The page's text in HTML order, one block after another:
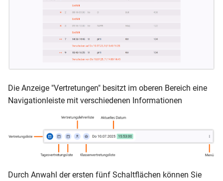
Die Anzeige "Vertretungen" besitzt im oberen Bereich eine
Navigationleiste mit verschiedenen Informationen
Durch Anwahl der ersten fünf Schaltflächen können Sie